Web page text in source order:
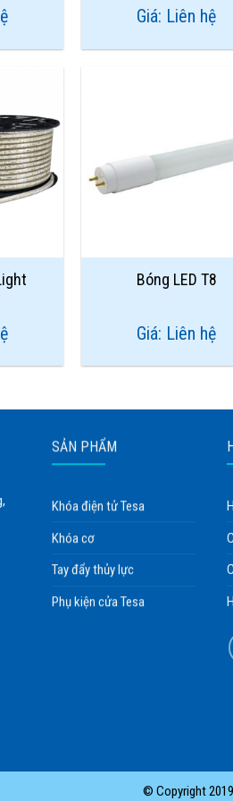
Giá: Liên hệ
Add to
Wishlist
Bóng LED T8
Giá: Liên hệ
SẢN PHẨM
Khóa điện tử Tesa
Khóa cơ
Tay đẩy thủy lực
Phụ kiện cửa Tesa
© Copyright